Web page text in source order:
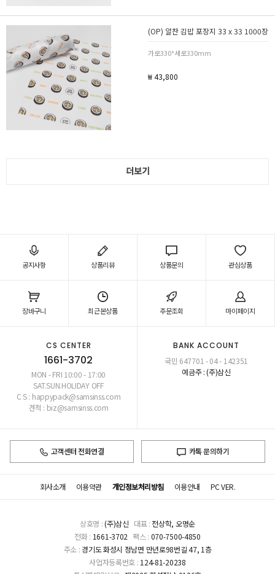
(OP) 알찬 김밥 포장지 33 x 33 1000장
가로330*세로330mm
₩ 43,800
더보기
공지사항 상품리뷰 상품문의 관심상품
장바구니 최근본상품 주문조회 마이페이지
CS CENTER
1661-3702
MON - FRI 10:00 - 17:00
SAT.SUN.HOLIDAY OFF
C S : happypack@samsinss.com
견적 : biz@samsinss.com
BANK ACCOUNT
국민 647701 - 04 - 142351
예금주 : (주)삼신
고객센터 전화연결 카톡 문의하기
회사소개 이용약관 개인정보처리방침 이용안내 PC VER.
상호명 :(주)삼신 대표 : 전상학, 오명순
전화 : 1661-3702 팩스 : 070-7500-4850
주소 : 경기도 화성시 정남면 만년로98번길 47, 1층
사업자등록번호 : 124-81-20238